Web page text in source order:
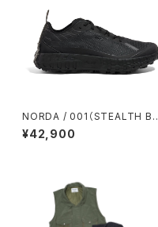
NORDA / 001（STEALTH BL
ACK）
¥42,900